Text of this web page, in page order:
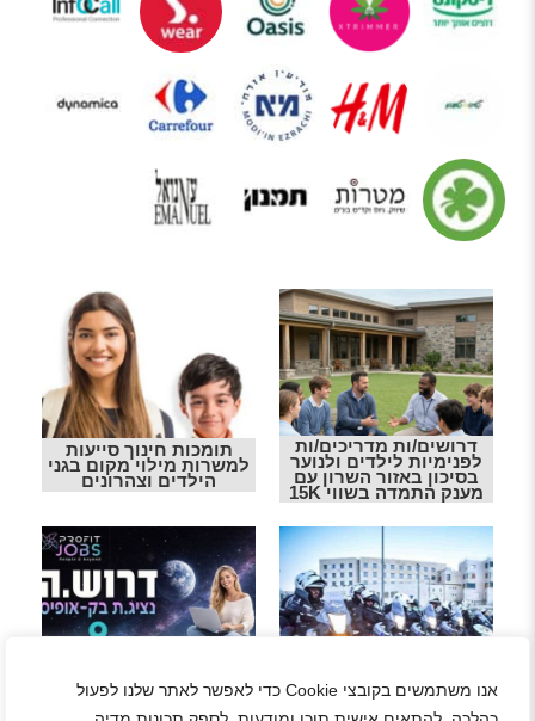
אנו משתמשים בקובצי Cookie כדי לאפשר לאתר שלנו לפעול
דרושים/ות מדריכים/ות
לפנימיות לילדים ולנוער
בסיכון באזור השרון עם
מענק התמדה בשווי 15K
תומכות חינוך סייעות
למשרות מילוי מקום בגני
הילדים וצהרונים
קבוצת אלקטרה מחפשת
סיירי/ות ביטחון ליחידת
מובילה ביקום עם יום